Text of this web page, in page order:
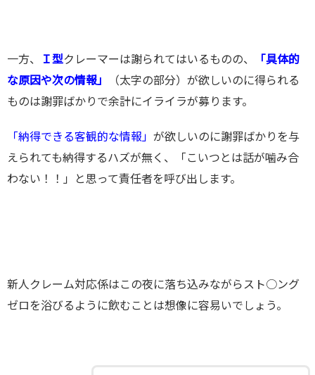
一方、 Ｉ型クレーマーは謝られてはいるものの、
「具体的
な原因や次の情報」
（太字の部分）が欲しいのに得られる
ものは謝罪ばかりで余計にイライラが募ります。
「納得できる客観的な情報」 が欲しいのに謝罪ばかりを与
えられても納得するハズが無く、「こいつとは話が噛み合
わない！！」と思って責任者を呼び出します。
新人クレーム対応係はこの夜に落ち込みながらスト○ング
ゼロを浴びるように飲むことは想像に容易いでしょう。